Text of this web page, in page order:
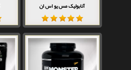
آنابولیک مس یو اس ان